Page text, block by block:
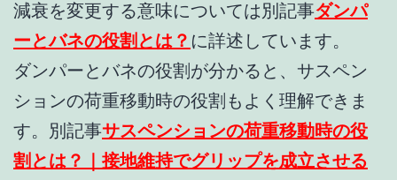
減衰を変更する意味については別記事ダンパ
ーとバネの役割とは？ に詳述しています。
ダンパーとバネの役割が分かると、サスペン
ションの荷重移動時の役割もよく理解できま
す。別記事サスペンションの荷重移動時の役
割とは？｜接地維持でグリップを成立させる